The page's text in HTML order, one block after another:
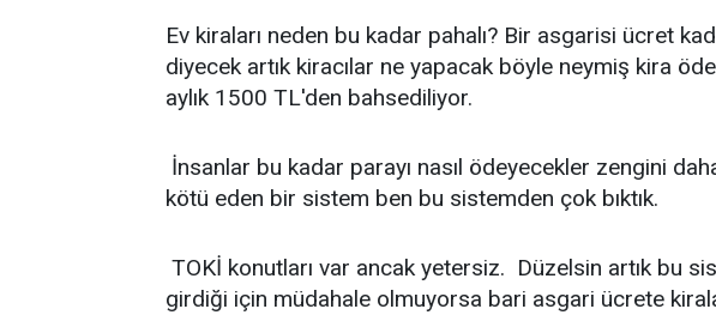
Ev kiraları neden bu kadar pahalı? Bir asgarisi ücret
diyecek artık kiracılar ne yapacak böyle neymiş kira
aylık 1500 TL'den bahsediliyor.
İnsanlar bu kadar parayı nasıl ödeyecekler zengini
kötü eden bir sistem ben bu sistemden çok bıktık.
TOKİ konutları var ancak yetersiz. Düzelsin artık bu
girdiği için müdahale olmuyorsa bari asgari ücrete